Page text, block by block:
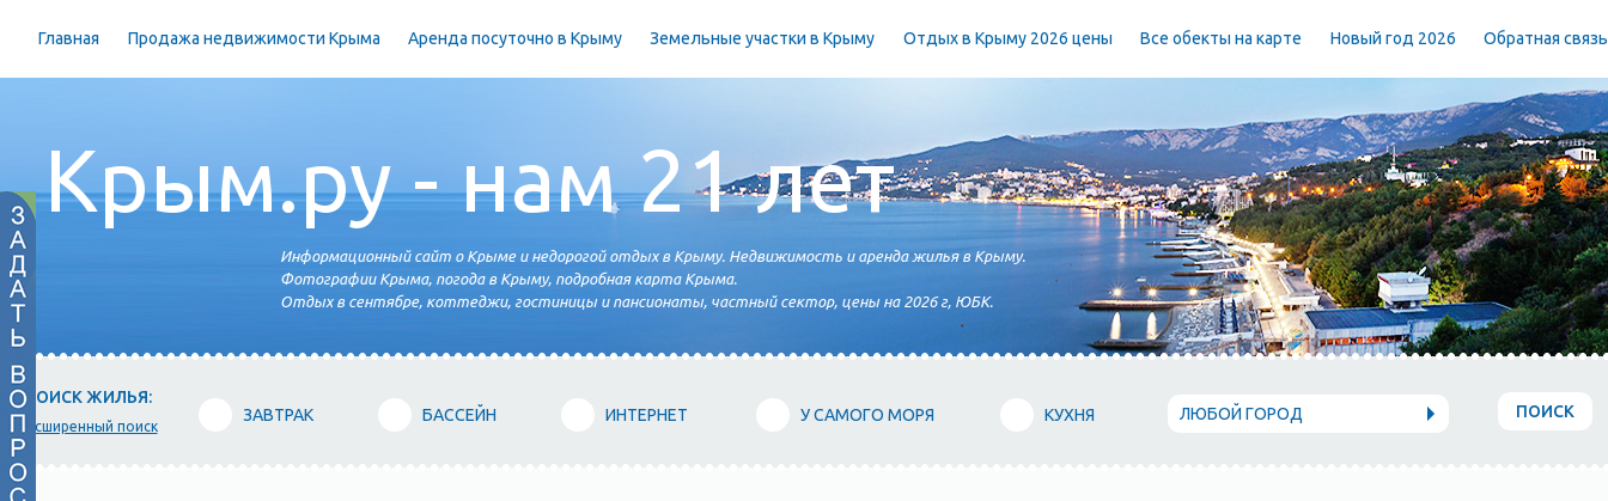
Главная Продажа недвижимости Крыма Аренда посуточно в Крыму Земельные участки в Крыму Отдых в Крыму 2026 цены Все обекты на карте Новый год 2026 Обратная связь
Крым.ру - нам 21 лет
Информационный сайт о Крыме и недорогой отдых в Крыму. Недвижимость и аренда жилья в Крыму.
Фотографии Крыма, погода в Крыму, подробная карта Крыма.
Отдых в сентябре, коттеджи, гостиницы и пансионаты, частный сектор, цены на 2026 г, ЮБК.
ПОИСК ЖИЛЬЯ:
расширенный поиск
ЗАВТРАК БАССЕЙН ИНТЕРНЕТ У САМОГО МОРЯ КУХНЯ ЛЮБОЙ ГОРОД ПОИСК